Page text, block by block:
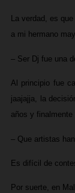
La verdad, es
a mi hermano
– Ser Dj fue una
Al principio fue
jaajajja, la
años y
– Que artistas
Es difícil de
Por suerte, en